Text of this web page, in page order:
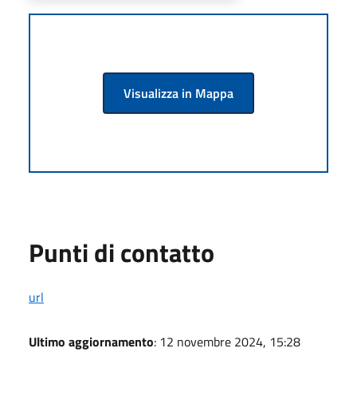
Visualizza in Mappa
Punti di contatto
url
Ultimo aggiornamento: 12 novembre 2024, 15:28